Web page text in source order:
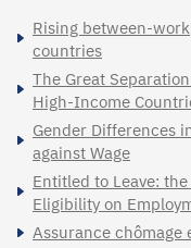
Rising between-
countries
The Great
High-Income
Gender Differences
against Wage
Entitled to Leave:
Eligibility on
Assurance chômage